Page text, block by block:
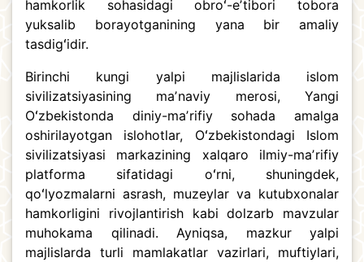
hamkorlik sohasidagi obroʻ-eʼtibori tobora
yuksalib borayotganining yana bir amaliy
tasdigʻidir.
Birinchi kungi yalpi majlislarida islom
sivilizatsiyasining maʼnaviy merosi, Yangi
Oʻzbekistonda diniy-maʼrifiy sohada amalga
oshirilayotgan islohotlar, Oʻzbekistondagi Islom
sivilizatsiyasi markazining xalqaro ilmiy-maʼrifiy
platforma sifatidagi oʻrni, shuningdek,
qoʻlyozmalarni asrash, muzeylar va kutubxonalar
hamkorligini rivojlantirish kabi dolzarb mavzular
muhokama qilinadi. Ayniqsa, mazkur yalpi
majlislarda turli mamlakatlar vazirlari, muftiylari,